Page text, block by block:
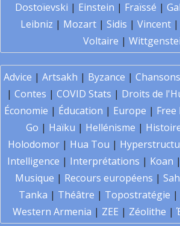
Dostoïevski | Einstein | Fraïssé |
Leibniz | Mozart | Sidis | Vincent |
Voltaire |
Advice | Artsakh | Byzance | Chansons
| Contes | COVID Stats | Droits de
Économie | Éducation | Europe | Free
Go | Haïku | Hellénisme |
Holodomor | Hua Tou |
Intelligence | Interprétations | Koan |
Musique | Recours européens |
Tanka | Théâtre | Topostratégie |
Western Armenia | ZEE | Zéolithe |